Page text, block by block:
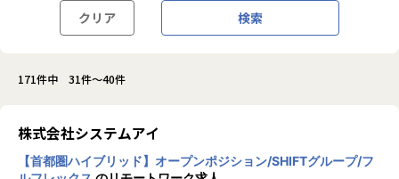
クリア 検索
171件中 31件～40件
株式会社システムアイ
【首都圏ハイブリッド】オープンポジション/SHIFTグループ/フ